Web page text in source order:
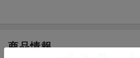
商品情報